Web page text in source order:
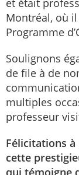
Montréal, où
Programme
Soulignons
de file à de
multiples
professeur
Félicitations
cette
qui témoigne